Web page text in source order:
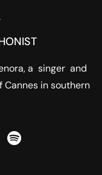
a singer and
in southern